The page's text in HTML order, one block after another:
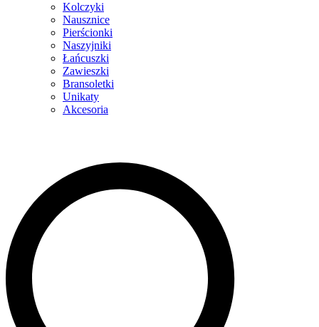
Kolczyki
Nausznice
Pierścionki
Naszyjniki
Łańcuszki
Zawieszki
Bransoletki
Unikaty
Akcesoria